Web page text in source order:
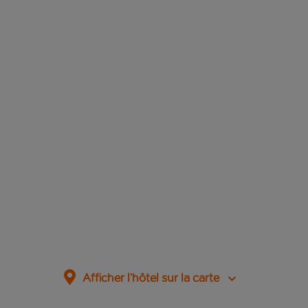
Afficher l’hôtel sur la carte